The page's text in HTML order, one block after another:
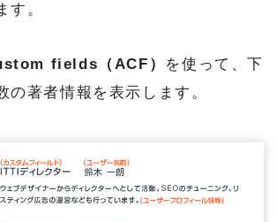
す。
fields（ACF） を使って、下
の著者情報を表示します。